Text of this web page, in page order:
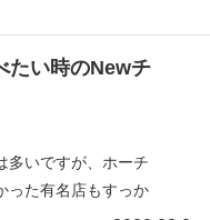
たい時のNewチ
多いですが、ホーチ
った有名店もすっか